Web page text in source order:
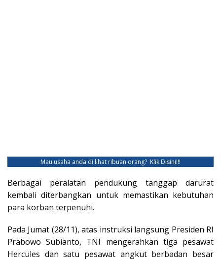
Mau usaha anda di lihat ribuan orang? Klik Disini!!!
Berbagai peralatan pendukung tanggap darurat
kembali diterbangkan untuk memastikan kebutuhan
para korban terpenuhi.
Pada Jumat (28/11), atas instruksi langsung Presiden RI
Prabowo Subianto, TNI mengerahkan tiga pesawat
Hercules dan satu pesawat angkut berbadan besar